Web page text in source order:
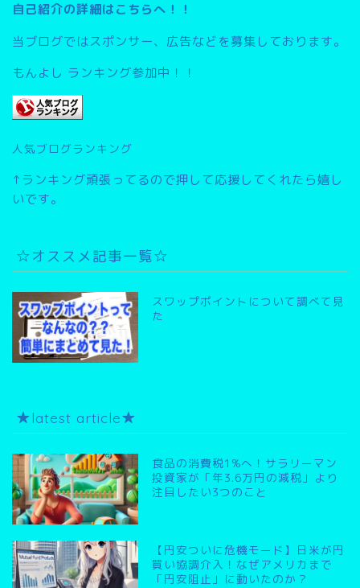
自己紹介の詳細はこちらへ！！
当ブログではスポンサー、広告などを募集しております。
もんよし ランキング参加中！！
人気ブログランキング
↑ランキング頑張ってるので押して応援してくれたら嬉し
いです。
☆オススメ記事一覧☆
スワップポイントについて調べて見
た
★latest article★
食品の消費税1%へ！サラリーマン
投資家が「年3.6万円の減税」より
注目したい3つのこと
【円安ついに危機モード】日米が円
買い協調介入！なぜアメリカまで
「円安阻止」に動いたのか？